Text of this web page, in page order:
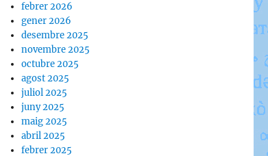
febrer 2026
gener 2026
desembre 2025
novembre 2025
octubre 2025
agost 2025
juliol 2025
juny 2025
maig 2025
abril 2025
febrer 2025